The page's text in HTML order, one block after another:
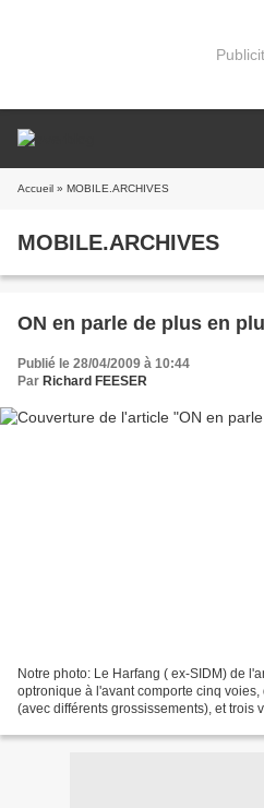
Accueil » MOBILE.ARCHIVES
MOBILE.ARCHIVES
ON en parle de plus en
Publié le 28/04/2009 à 10:44
Par Richard FEESER
Notre photo: Le Harfang ( ex-SIDM) de
optronique à l'avant comporte cinq
(avec différents grossissements), et trois